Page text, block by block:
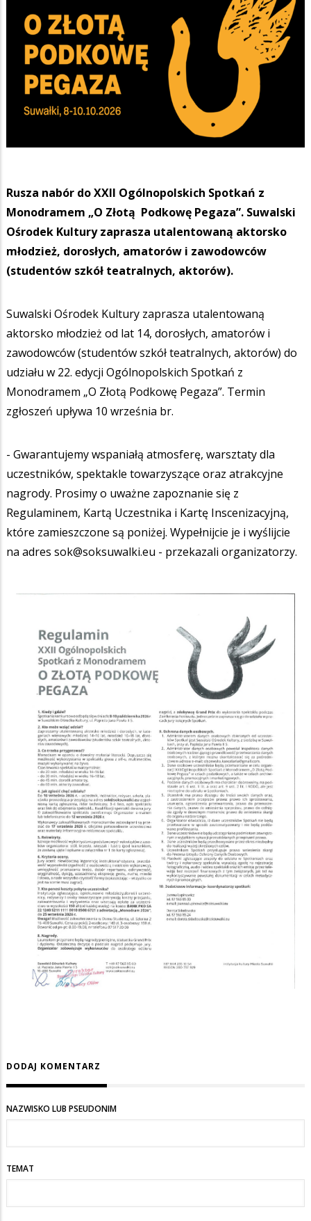
Rusza nabór do XXII Ogólnopolskich Spotkań z
Monodramem „O Złotą Podkowę Pegaza”. Suwalski
Ośrodek Kultury zaprasza utalentowaną aktorsko
młodzież, dorosłych, amatorów i zawodowców
(studentów szkół teatralnych, aktorów).
Suwalski Ośrodek Kultury zaprasza utalentowaną
aktorsko młodzież od lat 14, dorosłych, amatorów i
zawodowców (studentów szkół teatralnych, aktorów) do
udziału w 22. edycji Ogólnopolskich Spotkań z
Monodramem „O Złotą Podkowę Pegaza”. Termin
zgłoszeń upływa 10 września br.
- Gwarantujemy wspaniałą atmosferę, warsztaty dla
uczestników, spektakle towarzyszące oraz atrakcyjne
nagrody. Prosimy o uważne zapoznanie się z
Regulaminem, Kartą Uczestnika i Kartę Inscenizacyjną,
które zamieszczone są poniżej. Wypełnijcie je i wyślijcie
na adres sok@soksuwalki.eu - przekazali organizatorzy.
DODAJ KOMENTARZ
NAZWISKO LUB PSEUDONIM
TEMAT